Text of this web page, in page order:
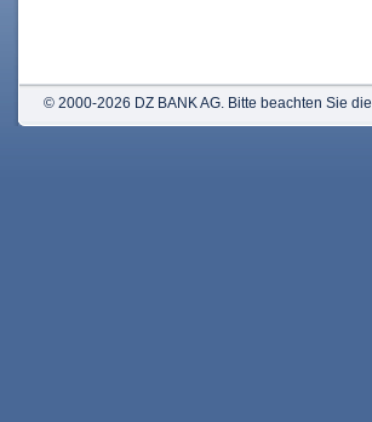
© 2000-2026 DZ BANK AG. Bitte beachten Sie die